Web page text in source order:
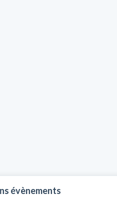
évènements